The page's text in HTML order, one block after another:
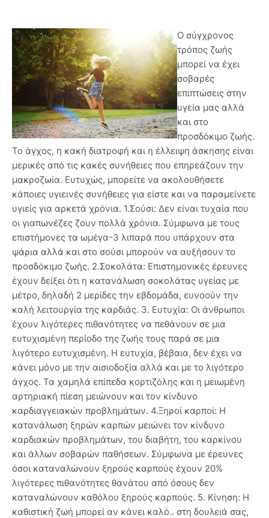
Ο σύγχρονος
τρόπος ζωής
μπορεί να έχει
σοβαρές
επιπτώσεις στην
υγεία μας αλλά
και στο
προσδόκιμο ζωής.
Το άγχος, η κακή διατροφή και η έλλειψη άσκησης είναι
μερικές από τις κακές συνήθειες που επηρεάζουν την
μακροζωία. Ευτυχώς, μπορείτε να ακολουθήσετε
κάποιες υγιεινές συνήθειες για είστε και να παραμείνετε
υγιείς για αρκετά χρόνια. 1.Σούσι: Δεν είναι τυχαία που
οι γιαπωνέζες ζουν πολλά χρόνια. Σύμφωνα με τους
επιστήμονες τα ωμέγα-3 λιπαρά που υπάρχουν στα
ψάρια αλλά και στο σούσι μπορούν να αυξήσουν το
προσδόκιμο ζωής. 2.Σοκολάτα: Επιστημονικές έρευνες
έχουν δείξει ότι η κατανάλωση σοκολάτας υγείας με
μέτρο, δηλαδή 2 μερίδες την εβδομάδα, ευνοούν την
καλή λειτουργία της καρδιάς. 3. Ευτυχία: Οι άνθρωποι
έχουν λιγότερες πιθανότητες να πεθάνουν σε μια
ευτυχισμένη περίοδο της ζωής τους παρά σε μια
λιγότερο ευτυχισμένη. Η ευτυχία, βέβαια, δεν έχει να
κάνει μόνο με την αισιοδοξία αλλά και με το λιγότερο
άγχος. Τα χαμηλά επίπεδα κορτιζόλης και η μειωμένη
αρτηριακή πίεση μειώνουν και τον κίνδυνο
καρδιαγγειακών προβλημάτων. 4.Ξηροί καρποί: Η
κατανάλωση ξηρών καρπών μειώνει τον κίνδυνο
καρδιακών προβλημάτων, του διαβήτη, του καρκίνου
και άλλων σοβαρών παθήσεων. Σύμφωνα με έρευνες
όσοι καταναλώνουν ξηρούς καρπούς έχουν 20%
λιγότερες πιθανότητες θανάτου από όσους δεν
καταναλώνουν καθόλου ξηρούς καρπούς. 5. Κίνηση: Η
καθιστική ζωή μπορεί αν κάνει καλό.. στη δουλειά σας,